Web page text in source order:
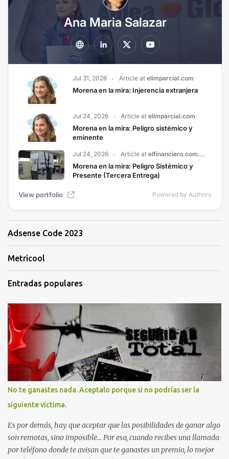
Adsense Code 2023
Metricool
Entradas populares
No te ganastes nada. Aceptalo porque si no podrías ser la
siguiente víctima.
Es por demás, hay que aceptar que las posibilidades de ganar algo
son remotas, sino imposible... Por eso, cuando recibes una llamada
por teléfono donde te avisan que te ganastes un premio, lo mejor